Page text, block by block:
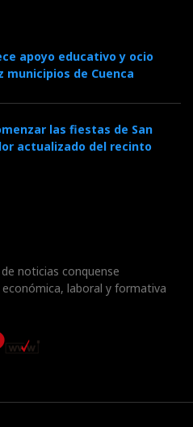
apoyo educativo y ocio
municipios de Cuenca
las fiestas de San
actualizado del recinto
noticias conquense
laboral y formativa